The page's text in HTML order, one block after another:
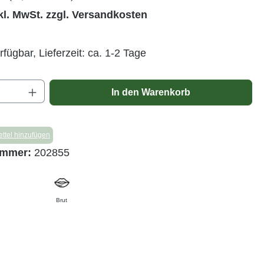
MwSt. zzgl. Versandkosten
Lieferzeit: ca. 1-2 Tage
Anzahl: Gib den gewünschten Wert ein
In den Warenkorb
hinzufügen
202855
Brut